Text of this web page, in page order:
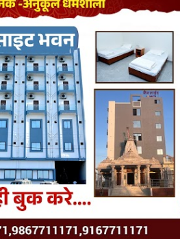
saviours (English)